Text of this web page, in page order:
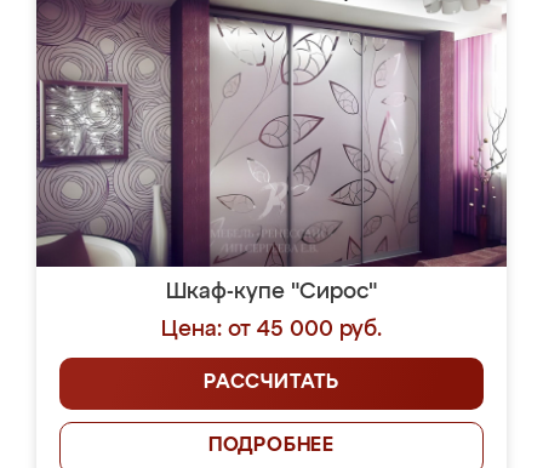
Шкаф-купе "Сирос"
Цена: от 45 000 руб.
РАССЧИТАТЬ
ПОДРОБНЕЕ